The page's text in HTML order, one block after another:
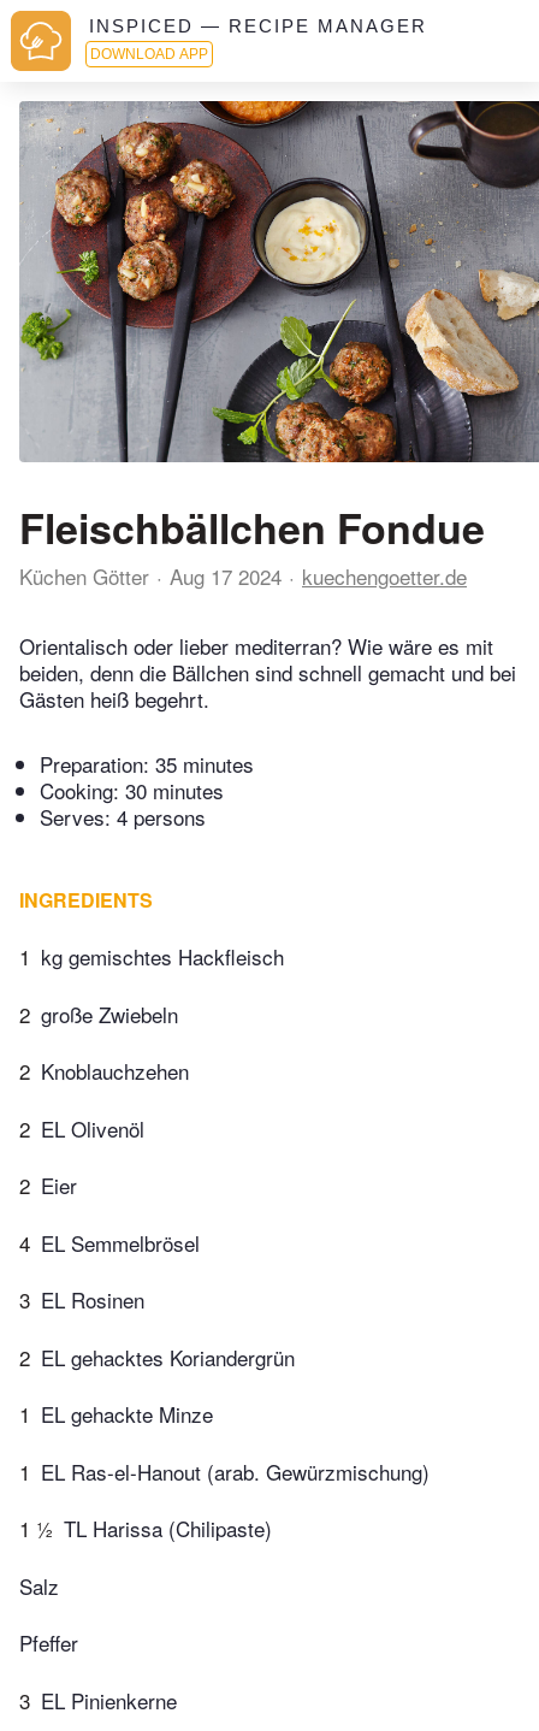
INSPICED — RECIPE MANAGER
DOWNLOAD APP
Fleischbällchen Fondue
Küchen Götter Aug 17 2024 kuechengoetter.de
Orientalisch oder lieber mediterran? Wie wäre es mit
beiden, denn die Bällchen sind schnell gemacht und bei
Gästen heiß begehrt.
Preparation: 35 minutes
Cooking: 30 minutes
Serves: 4 persons
INGREDIENTS
1 kg gemischtes Hackfleisch
2 große Zwiebeln
2 Knoblauchzehen
2 EL Olivenöl
2 Eier
4 EL Semmelbrösel
3 EL Rosinen
2 EL gehacktes Koriandergrün
1 EL gehackte Minze
1 EL Ras-el-Hanout (arab. Gewürzmischung)
1 ½ TL Harissa (Chilipaste)
Salz
Pfeffer
3 EL Pinienkerne